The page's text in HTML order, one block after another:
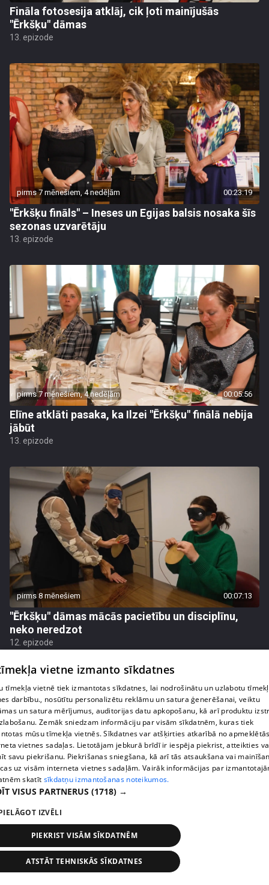
Fināla fotosesija atklāj, cik ļoti mainījušās
"Ērkšķu" dāmas
13. epizode
pirms 7 mēnešiem, 4 nedēļām 00:23:19
"Ērkšķu fināls" – Ineses un Egijas balsis nosaka šīs
sezonas uzvarētāju
13. epizode
pirms 7 mēnešiem, 4 nedēļām 00:05:56
Elīne atklāti pasaka, ka Ilzei "Ērkšķu" finālā nebija
jābūt
13. epizode
pirms 8 mēnešiem 00:07:13
"Ērkšķu" dāmas mācās pacietību un disciplīnu,
neko neredzot
12. epizode
pirms 8 mēnešiem
Sarunā ar Inesi Supi "Ērkšķu" Evita izplūst asarās
12. epizode
vietne izmanto sīkdatnes
tīmekļa vietnē tiek izmantotas sīkdatnes, lai nodrošinātu un uzlabotu
darbību., nosūtītu personalizētu reklāmu un satura ģenerēšanai, veiktu
un satura mērījumus, auditorijas datu apkopošanu, kā arī produktu
Zemāk sniedzam informāciju par visām sīkdatnēm, kuras tiek
mūsu tīmekļa vietnēs. Sīkdatnes var atšķirties atkarībā no
vietnes sadaļas. Lietotājam jebkurā brīdī ir iespēja piekrist, atteikties
savu piekrišanu. Piekrišanas sniegšana, kā arī tās atsaukšana vai
uz visām interneta vietnes sadaļām. Vairāk informācijas par
skatīt sīkdatņu izmantošanas noteikumos.
VISUS PARTNERUS (1718) →
IZVĒLI
PIEKRIST VISĀM SĪKDATNĒM
ATSTĀT TEHNISKĀS SĪKDATNES